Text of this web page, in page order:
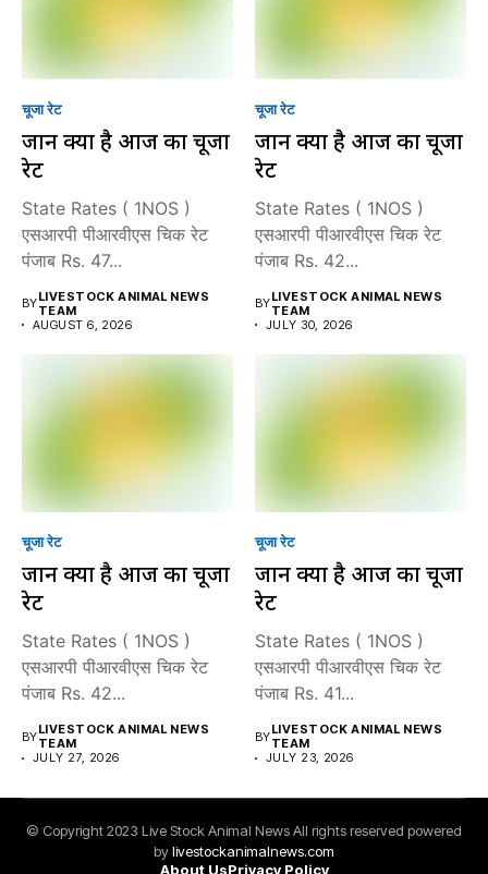
चूजा रेट
जानें क्या है आज का चूजा
रेट
State Rates ( 1NOS )
एसआरपी पीआरवीएस चिक रेट
पंजाब Rs. 47...
BYLIVESTOCK ANIMAL NEWS
TEAM
AUGUST 6, 2026
चूजा रेट
जानें क्या है आज का चूजा
रेट
State Rates ( 1NOS )
एसआरपी पीआरवीएस चिक रेट
पंजाब Rs. 42...
BYLIVESTOCK ANIMAL NEWS
TEAM
JULY 30, 2026
चूजा रेट
जानें क्या है आज का चूजा
रेट
State Rates ( 1NOS )
एसआरपी पीआरवीएस चिक रेट
पंजाब Rs. 42...
BYLIVESTOCK ANIMAL NEWS
TEAM
JULY 27, 2026
चूजा रेट
जानें क्या है आज का चूजा
रेट
State Rates ( 1NOS )
एसआरपी पीआरवीएस चिक रेट
पंजाब Rs. 41...
BYLIVESTOCK ANIMAL NEWS
TEAM
JULY 23, 2026
© Copyright 2023 Live Stock Animal News All rights reserved powered
bylivestockanimalnews.com
About UsPrivacy Policy